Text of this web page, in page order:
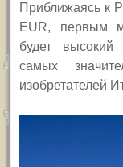
Приближаясь к
EUR, первым
будет
самых
изобретателей